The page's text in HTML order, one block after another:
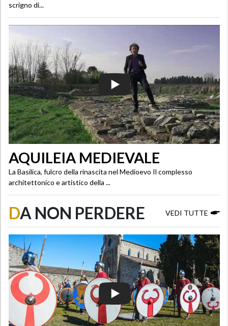
scrigno di...
AQUILEIA MEDIEVALE
La Basilica, fulcro della rinascita nel Medioevo Il complesso
architettonico e artistico della ...
DA NON PERDERE VEDI TUTTE